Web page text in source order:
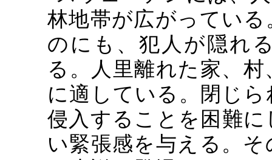
林地帯が広がってい
のにも、犯人が隠れ
る。人里離れた家、
に適している。閉じ
侵入することを困難
い緊張感を与える。